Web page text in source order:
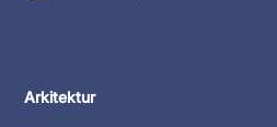
Arkitektur